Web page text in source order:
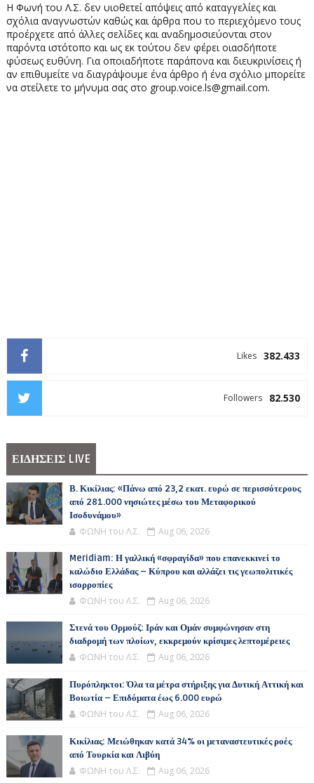
Η Φωνή του Λ.Σ. δεν υιοθετεί απόψεις από καταγγελίες και
σχόλια αναγνωστών καθώς και άρθρα που το περιεχόμενο τους
προέρχετε από άλλες σελίδες και αναδημοσιεύονται στον
παρόντα ιστότοπο και ως εκ τούτου δεν φέρει οιασδήποτε
φύσεως ευθύνη. Για οποιαδήποτε παράπονα και διευκρινίσεις ή
αν επιθυμείτε να διαγράψουμε ένα άρθρο ή ένα σχόλιο μπορείτε
να στείλετε το μήνυμα σας στο group.voice.ls@gmail.com.
382.433
Likes
82.530
Followers
ΕΙΔΗΣΕΙΣ LIVE
Β. Κικίλιας: «Πάνω από 23,2 εκατ. ευρώ σε περισσότερους
από 281.000 νησιώτες μέσω του Μεταφορικού
Ισοδυνάμου»
ΦΩΝΗ του Λ.Σ. Aug 06, 2026
Meridiam: Η γαλλική «σφραγίδα» που επανεκκινεί το
καλώδιο Ελλάδας – Κύπρου και αλλάζει τις γεωπολιτικές
ισορροπίες
ΦΩΝΗ του Λ.Σ. Aug 06, 2026
Στενά του Ορμούζ: Ιράν και Ομάν συμφώνησαν στη
διαδρομή των πλοίων, εκκρεμούν κρίσιμες λεπτομέρειες
ΦΩΝΗ του Λ.Σ. Aug 06, 2026
Πυρόπληκτοι: Όλα τα μέτρα στήριξης για Δυτική Αττική και
Βοιωτία – Επιδόματα έως 6.000 ευρώ
ΦΩΝΗ του Λ.Σ. Aug 06, 2026
Κικίλιας: Μειώθηκαν κατά 34% οι μεταναστευτικές ροές
από Τουρκία και Λιβύη
ΦΩΝΗ του Λ.Σ. Aug 06, 2026